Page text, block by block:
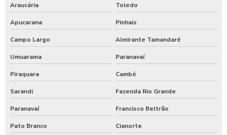
Araucária Toledo
Apucarana Pinhais
Campo Largo Almirante Tamandaré
Umuarama Paranavaí
Piraquara Cambé
Sarandi Fazenda Rio Grande
Paranavaí Francisco Beltrão
Pato Branco Cianorte